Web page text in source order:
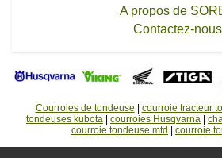
A propos de
Contactez-nous
Courroies de tondeuse courroie tracteur
tondeuses kubota
courroies Husqvarna
courroie tondeuse mtd
courroie